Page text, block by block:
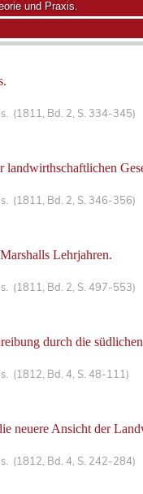
(1811, Bd. 2, S. 334-345)
landwirthschaftlichen
(1811, Bd. 2, S. 346-356)
Lehrjahren.
(1811, Bd. 2, S. 497-553)
durch die
(1812, Bd. 4, S. 48-111)
neuere Ansicht der
(1812, Bd. 4, S. 242-284)
und Praxis.